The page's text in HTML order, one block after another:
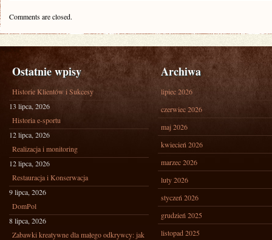
Comments are closed.
Ostatnie wpisy
Historie Klientów i Sukcesy
13 lipca, 2026
Historia e-sportu
12 lipca, 2026
Realizacja i monitoring
12 lipca, 2026
Restauracja i Konserwacja
9 lipca, 2026
DomPol
8 lipca, 2026
Zabawki kreatywne dla małego odkrywcy: jak
Archiwa
lipiec 2026
czerwiec 2026
maj 2026
kwiecień 2026
marzec 2026
luty 2026
styczeń 2026
grudzień 2025
listopad 2025